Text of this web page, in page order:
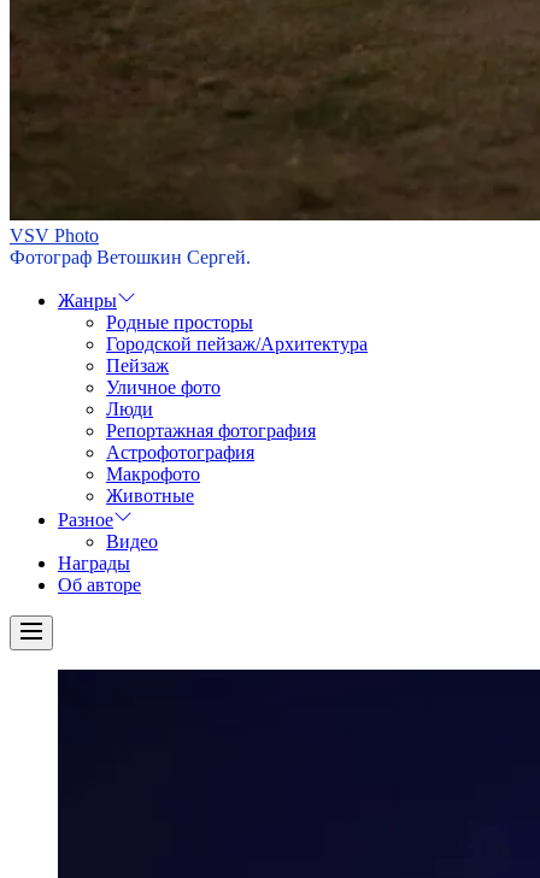
VSV Photo
Фотограф Ветошкин Сергей.
Жанры
Родные просторы
Городской пейзаж/Архитектура
Пейзаж
Уличное фото
Люди
Репортажная фотография
Астрофотография
Макрофото
Животные
Разное
Видео
Награды
Об авторе
Menu